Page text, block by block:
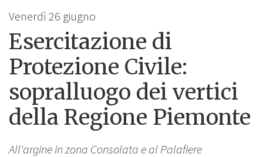
Venerdì 26 giugno
Esercitazione di
Protezione Civile:
sopralluogo dei vertici
della Regione Piemonte
All'argine in zona Consolata e al Palafiere